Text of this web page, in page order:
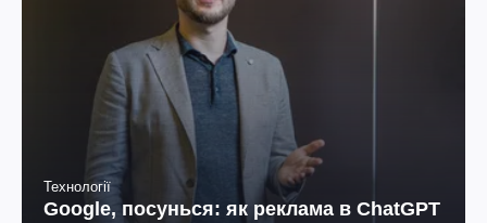
Технології
Google, посунься: як реклама в ChatGPT